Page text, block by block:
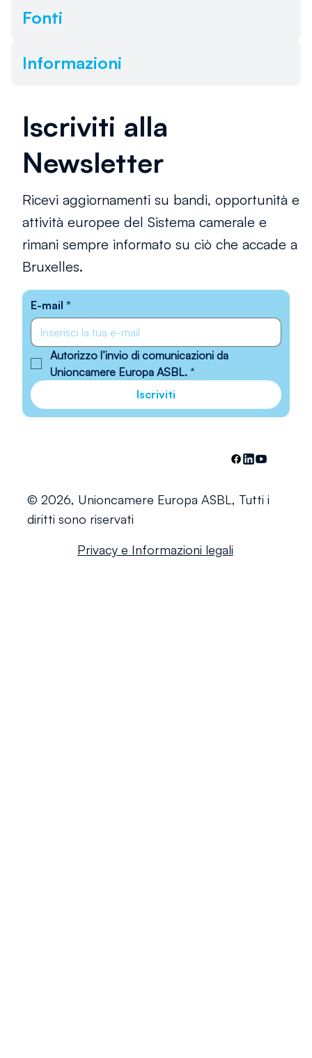
Fonti
Informazioni
© 2026, Unioncamere Europa ASBL, Tutti i
diritti sono riservati
Privacy e Informazioni legali
E-mail *
Autorizzo l’invio di comunicazioni da
Unioncamere Europa ASBL. *
Iscriviti
Iscriviti alla
Newsletter
Ricevi aggiornamenti su bandi, opportunità e
attività europee del Sistema camerale e
rimani sempre informato su ciò che accade a
Bruxelles.